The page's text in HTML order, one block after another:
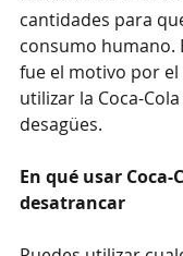
cantidades para
consumo humano.
fue el motivo por el
utilizar la Coca-
desagües.
En qué usar Coca-
desatrancar